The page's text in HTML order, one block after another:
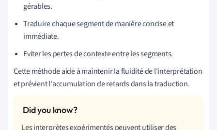
gérables.
Traduire chaque segment de manière concise et
immédiate.
Eviter les pertes de contexte entre les segments.
Cette méthode aide à maintenir la fluidité de l'interprétation
et prévient l'accumulation de retards dans la traduction.
Les interprètes expérimentés peuvent utiliser des